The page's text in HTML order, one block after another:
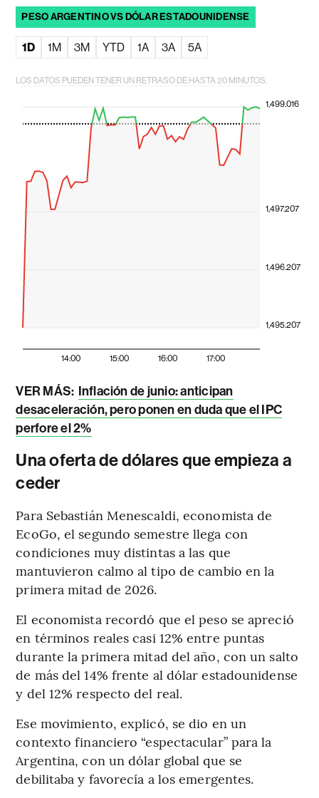
PESO ARGENTINO VS DÓLAR ESTADOUNIDENSE
1D 1M 3M YTD 1A 3A 5A
LOS DATOS PUEDEN TENER UN RETRASO DE HASTA 20 MINUTOS.
14:00 15:00 16:00 17:00
1,495.207
1,496.207
1,497.207
1,499.016
VER MÁS: Inflación de junio: anticipan
desaceleración, pero ponen en duda que el IPC
perfore el 2%
Una oferta de dólares que empieza a
ceder
Para Sebastián Menescaldi, economista de
EcoGo, el segundo semestre llega con
condiciones muy distintas a las que
mantuvieron calmo al tipo de cambio en la
primera mitad de 2026.
El economista recordó que el peso se apreció
en términos reales casi 12% entre puntas
durante la primera mitad del año, con un salto
de más del 14% frente al dólar estadounidense
y del 12% respecto del real.
Ese movimiento, explicó, se dio en un
contexto financiero “espectacular” para la
Argentina, con un dólar global que se
debilitaba y favorecía a los emergentes.